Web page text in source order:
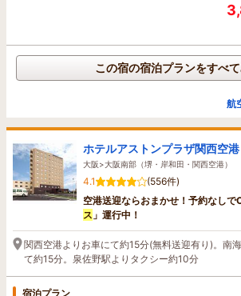
この宿の宿泊プランをすべ
航
ホテルアストンプラザ関西空港
大阪>大阪南部（堺・岸和田・関西空港）
4.1
(556件)
空港送迎ならおまかせ！予約なしで
ス 」運行中！
関西空港よりお車にて約15分(無料送迎有り)。南
て約15分。泉佐野駅よりタクシー約10分
宿泊プラン